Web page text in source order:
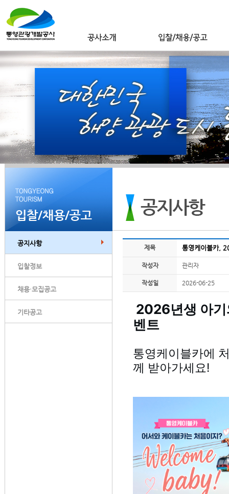
공지사항
입찰정보
채용·모집공고
기타공고
제목 통영케이블카,
작성자 관리자
작성일 2026-06-25
2026년생 아기
벤트
통영케이블카에
께 받아가세요!